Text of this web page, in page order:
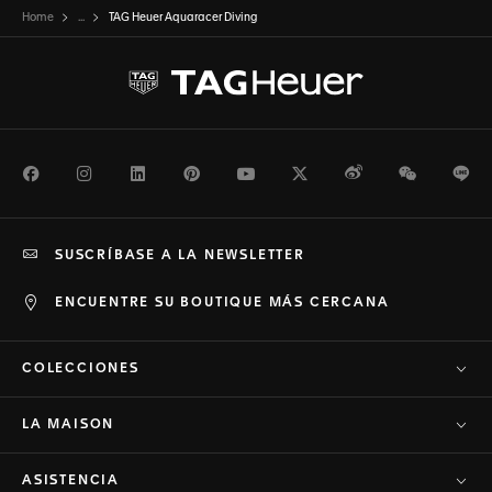
Home ... TAG Heuer Aquaracer Diving
FacebookInstagramLinkedInPinterestYoutubeTwitterWeiboWeChat
ENCUENTRE SU BOUTIQUE MÁS CERCANA
SUSCRÍBASE A LA NEWSLETTER
COLECCIONES
LA MAISON
ASISTENCIA